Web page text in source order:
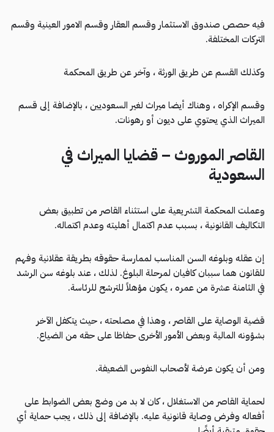
فيه حصص صندوق الاستثمار وقسم العقار وقسم الامور العينية وقسم
التركات المختلفة.
وكذلك القسم عن طريق الورثة ، وآخر عن طريق المحكمة
وقسم الإكراه ، وهناك أيضا ميراث لغير السعوديين ، بالإضافة إلى قسم
الميراث الذي يحتوي على ديون أو رهونات.
القاصر الموروث – قضايا الميراث في
السعودية
وعملت المحكمة التشريعية على استثناء القاصر من تطبيق بعض
التكاليف القانونية ، بسبب عدم اكتمال أهليته وعدم اكتماله.
إن عقله وبلوغه السن المناسب لممارسة حقوقه بطريقة عقلانية وفهم
للقانون هما سببان كافيان لمرحلة البلوغ. لذلك ، عند بلوغه سن الرشد
في الثامنة عشرة من عمره ، يكون مؤهلاً للترشح للرئاسة.
قضية الوصاية على القاصر ، وهذا في مصلحته ، حيث يتكفل الآخر
بشؤونه المالية وبعض الأمور الأخرى حفاظا على حقه من الضياع.
ومن أن يكون عرضة لأصحاب النفوس الضعيفة.
لحماية القاصر من الاستغلال ، كان لا بد من وضع بعض الضوابط على
أفعاله وفرض وصاية قانونية عليه. بالإضافة إلى ذلك ، يجب حماية أي